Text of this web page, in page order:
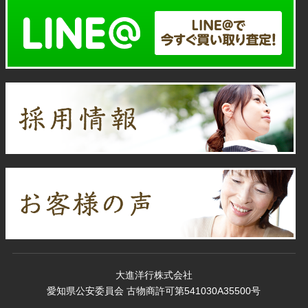
大進洋行株式会社
愛知県公安委員会 古物商許可第541030A35500号